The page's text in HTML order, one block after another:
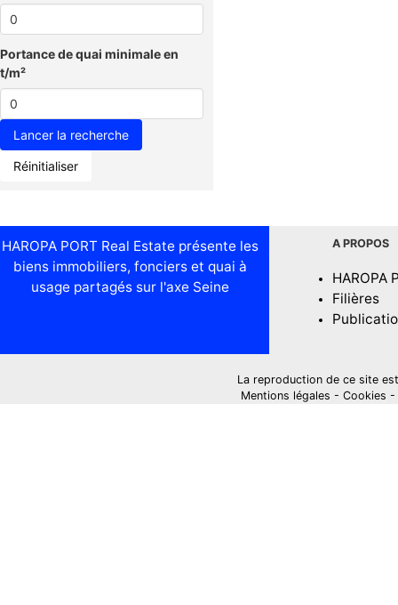
Portance de quai minimale en
t/m²
Réinitialiser
HAROPA PORT Real Estate présente les
biens immobiliers, fonciers et quai à
usage partagés sur l'axe Seine
A PROPOS
HAROPA
Filières
La reproduction de ce site
Mentions légales - Cookies -